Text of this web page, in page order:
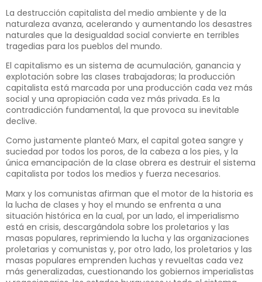
La destrucción capitalista del medio ambiente y de la
naturaleza avanza, acelerando y aumentando los desastres
naturales que la desigualdad social convierte en terribles
tragedias para los pueblos del mundo.
El capitalismo es un sistema de acumulación, ganancia y
explotación sobre las clases trabajadoras; la producción
capitalista está marcada por una producción cada vez más
social y una apropiación cada vez más privada. Es la
contradicción fundamental, la que provoca su inevitable
declive.
Como justamente planteó Marx, el capital gotea sangre y
suciedad por todos los poros, de la cabeza a los pies, y la
única emancipación de la clase obrera es destruir el sistema
capitalista por todos los medios y fuerza necesarios.
Marx y los comunistas afirman que el motor de la historia es
la lucha de clases y hoy el mundo se enfrenta a una
situación histórica en la cual, por un lado, el imperialismo
está en crisis, descargándola sobre los proletarios y las
masas populares, reprimiendo la lucha y las organizaciones
proletarias y comunistas y, por otro lado, los proletarios y las
masas populares emprenden luchas y revueltas cada vez
más generalizadas, cuestionando los gobiernos imperialistas